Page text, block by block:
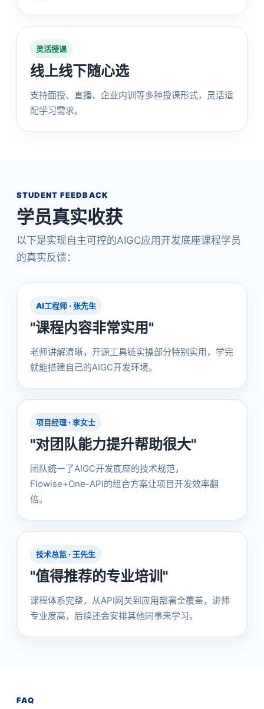
灵活授课
线上线下随心选
支持面授、直播、企业内训等多种授课形式，灵活适
配学习需求。
STUDENT FEEDBACK
学员真实收获
以下是实现自主可控的AIGC应用开发底座课程学员
的真实反馈：
AI工程师 · 张先生
"课程内容非常实用"
老师讲解清晰，开源工具链实操部分特别实用，学完
就能搭建自己的AIGC开发环境。
项目经理 · 李女士
"对团队能力提升帮助很大"
团队统一了AIGC开发底座的技术规范，
Flowise+One-API的组合方案让项目开发效率翻
倍。
技术总监 · 王先生
"值得推荐的专业培训"
课程体系完整，从API网关到应用部署全覆盖，讲师
专业度高，后续还会安排其他同事来学习。
FAQ